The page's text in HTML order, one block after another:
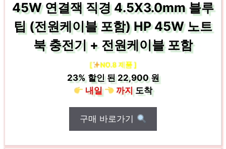
45W 연결잭 직경 4.5X3.0mm 블루
팁 (전원케이블 포함) HP 45W 노트
북 충전기 + 전원케이블 포함
[ NO.8 제품 ]
23%할인 된22,900 원
내일
까지도착
구매 바로가기